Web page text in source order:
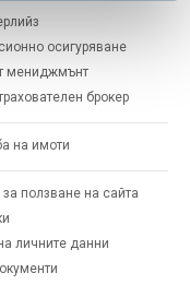
осигуряване
мениджмънт
брокер
на имоти
ползване на сайта
личните данни